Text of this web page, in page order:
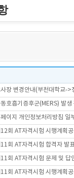
사장 변경안내(부천대학교->
동호흡기증후군(MERS) 발생
페이지 개인정보처리방침 일
12회 AT자격시험 시행계획
11회 AT자격시험 합격자 발
11회 AT자격시험 문제 및 답
11회 AT자격시험 시행계획